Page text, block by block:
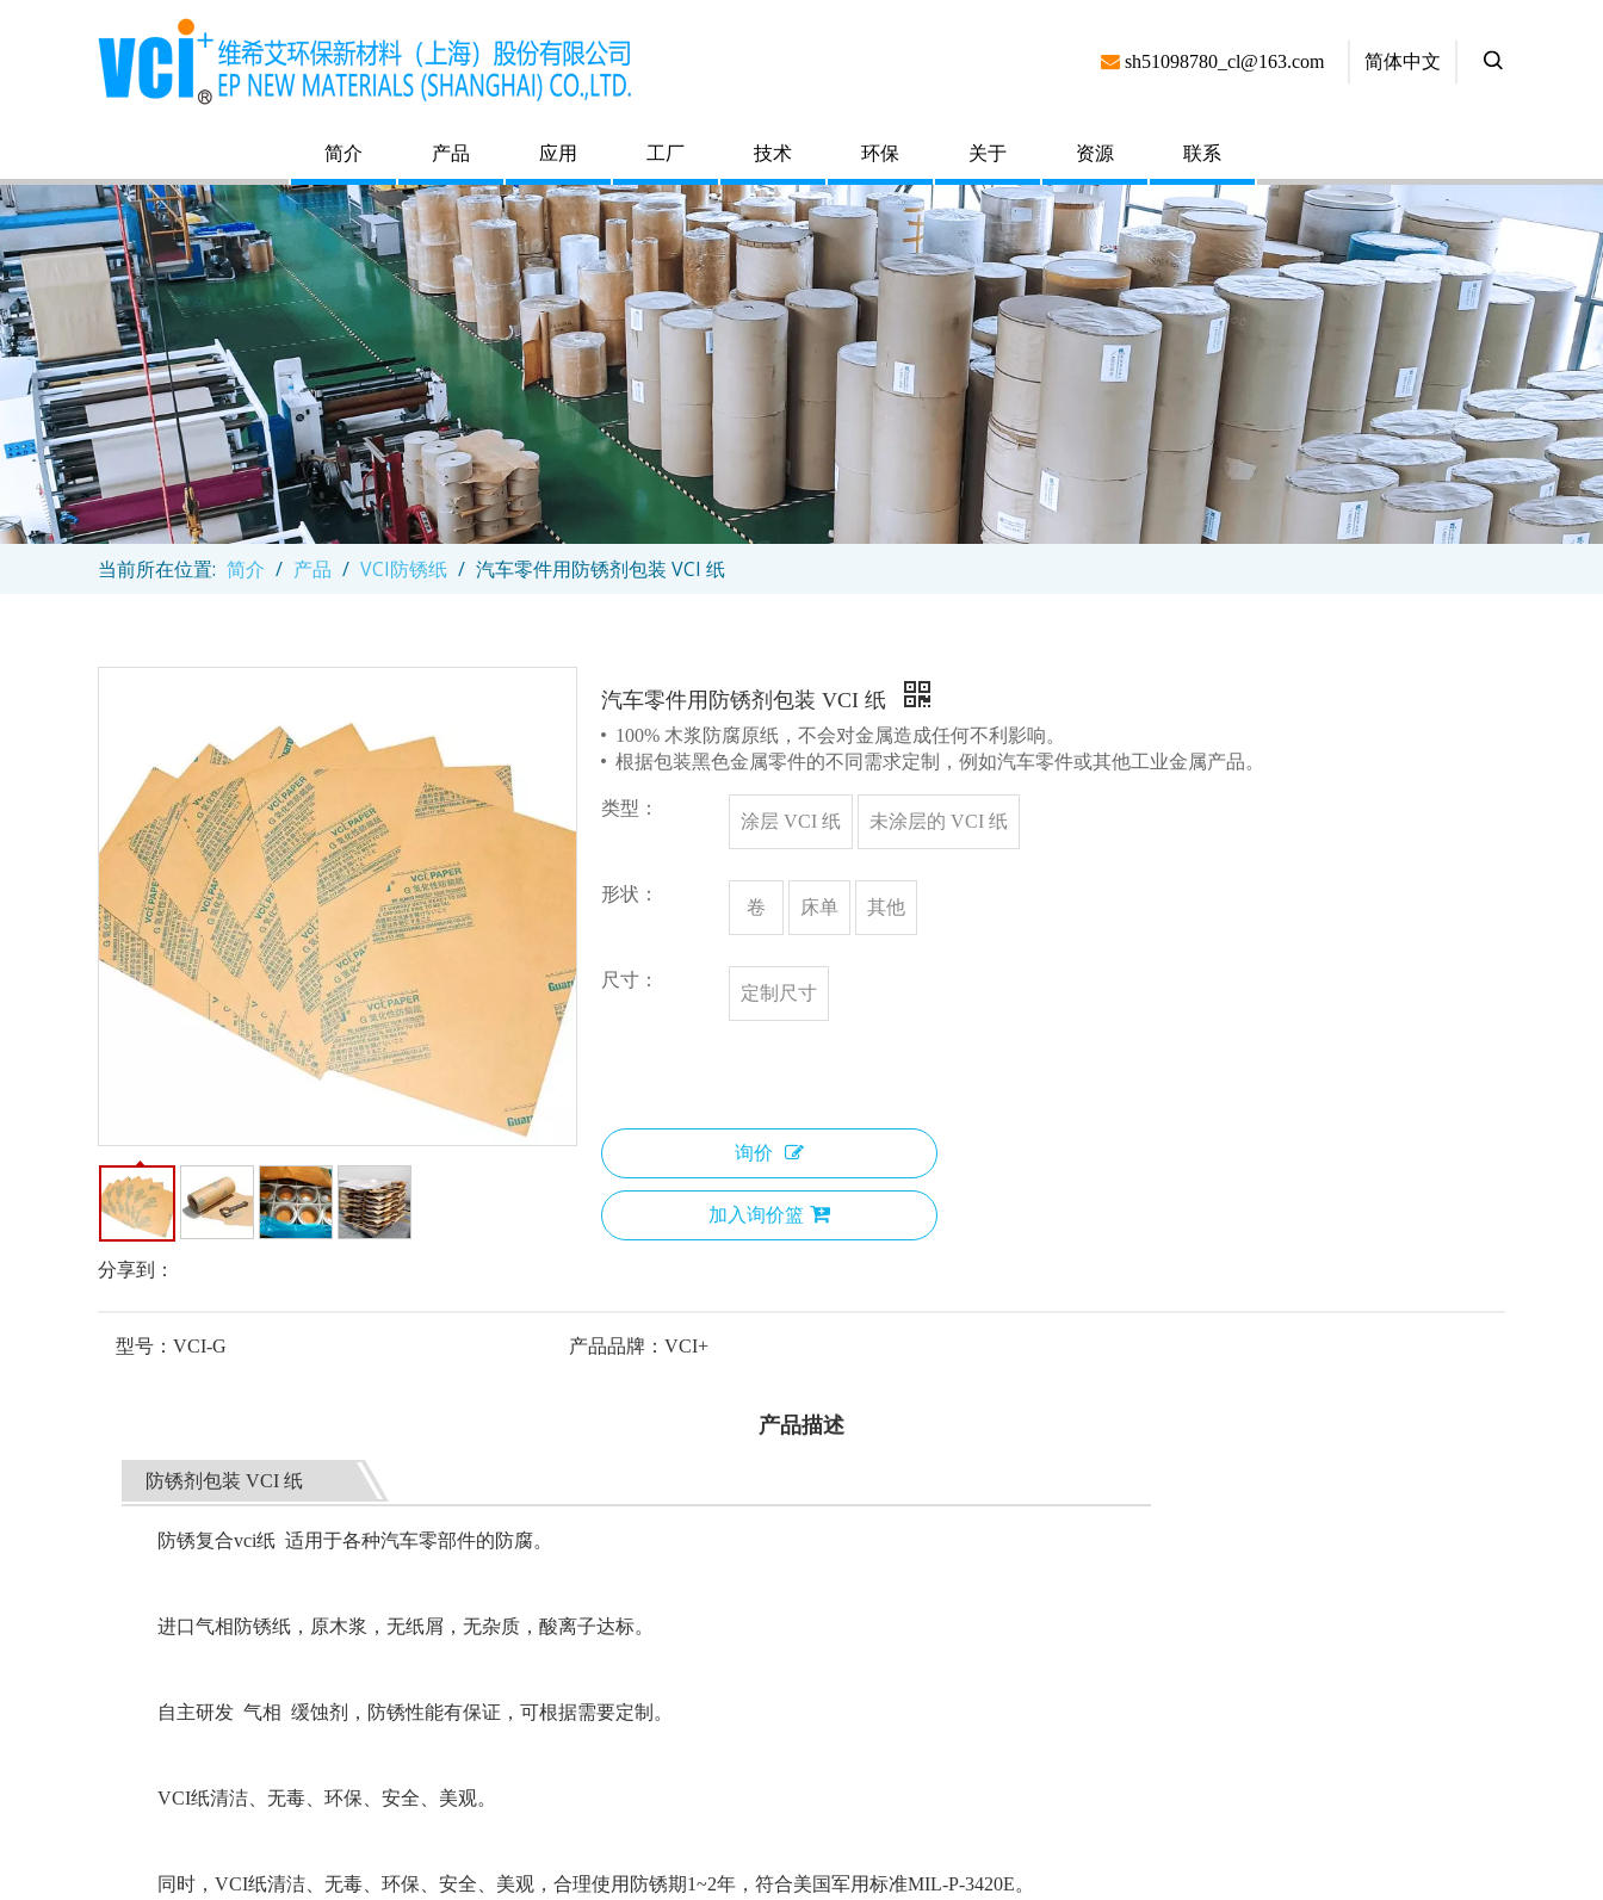
 sh51098780_cl@163.com 简体中文
简介 产品 应用 工厂 技术 环保 关于 资源 联系
当前所在位置: 简介 / 产品 / VCI防锈纸 / 汽车零件用防锈剂包装 VCI 纸
分享到：
汽车零件用防锈剂包装 VCI 纸
100% 木浆防腐原纸，不会对金属造成任何不利影响。
根据包装黑色金属零件的不同需求定制，例如汽车零件或其他工业金属产品。
类型：
涂层 VCI 纸 未涂层的 VCI 纸
形状：
卷 床单 其他
尺寸：
定制尺寸
询价
加入询价篮
型号： VCI-G 产品品牌： VCI+
产品描述
防锈剂包装 VCI 纸
防锈复合vci纸 适用于各种汽车零部件的防腐。
进口气相防锈纸，原木浆，无纸屑，无杂质，酸离子达标。
自主研发 气相 缓蚀剂，防锈性能有保证，可根据需要定制。
VCI纸清洁、无毒、环保、安全、美观。
同时，VCI纸清洁、无毒、环保、安全、美观，合理使用防锈期1~2年，符合美国军用标准MIL-P-3420E。